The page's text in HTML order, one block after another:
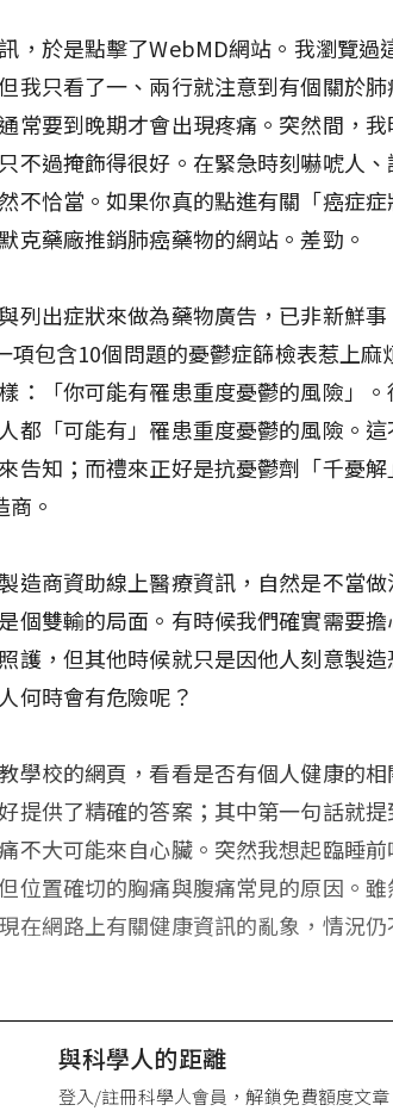
，於是點擊了WebMD網站。我瀏覽過
我只看了一、兩行就注意到有個關於肺
常要到晚期才會出現疼痛。突然間，
不過掩飾得很好。在緊急時刻嚇唬人
不恰當。如果你真的點進有關「癌症
克藥廠推銷肺癌藥物的網站。差勁。
列出症狀來做為藥物廣告，已非新鮮
項包含10個問題的憂鬱症篩檢表惹上麻
：「你可能有罹患重度憂鬱的風險」
都「可能有」罹患重度憂鬱的風險。
告知；而禮來正好是抗憂鬱劑「千憂解
。
造商資助線上醫療資訊，自然是不當
個雙輸的局面。有時候我們確實需要
護，但其他時候就只是因他人刻意製
何時會有危險呢？
學校的網頁，看看是否有個人健康的
提供了精確的答案；其中第一句話就
不大可能來自心臟。突然我想起臨睡
位置確切的胸痛與腹痛常見的原因。
在網路上有關健康資訊的亂象，情況仍
與科學人的距離
登入/註冊科學人會員，解鎖免費額度文章